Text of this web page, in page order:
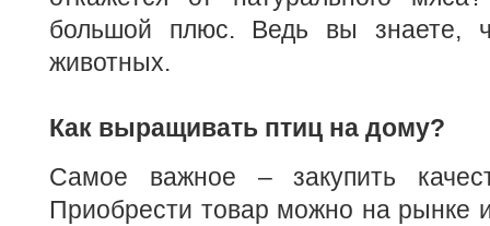
большой плюс. Ведь вы знаете,
животных.
Как выращивать птиц на дому?
Самое важное – закупить
Приобрести товар можно на рынке